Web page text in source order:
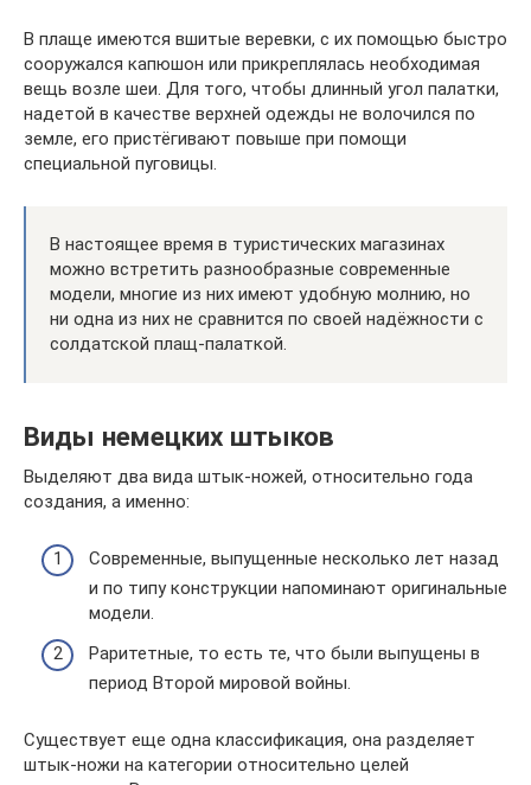
В плаще имеются вшитые веревки, с их помощью быстро
сооружался капюшон или прикреплялась необходимая
вещь возле шеи. Для того, чтобы длинный угол палатки,
надетой в качестве верхней одежды не волочился по
земле, его пристёгивают повыше при помощи
специальной пуговицы.
В настоящее время в туристических магазинах
можно встретить разнообразные современные
модели, многие из них имеют удобную молнию, но
ни одна из них не сравнится по своей надёжности с
солдатской плащ-палаткой.
Виды немецких штыков
Выделяют два вида штык-ножей, относительно года
создания, а именно:
Современные, выпущенные несколько лет назад
и по типу конструкции напоминают оригинальные
модели.
Раритетные, то есть те, что были выпущены в
период Второй мировой войны.
Существует еще одна классификация, она разделяет
штык-ножи на категории относительно целей